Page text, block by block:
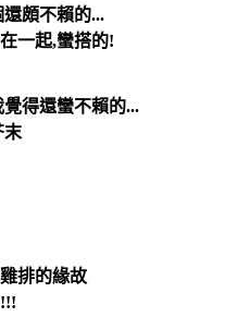
頗不賴的...
一起,蠻搭的!
得還蠻不賴的...
末
排的緣故